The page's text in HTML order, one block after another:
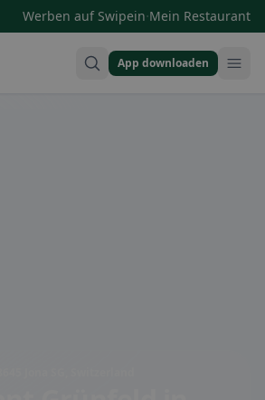
Werben auf Swipein·Mein Restaurant
App downloaden